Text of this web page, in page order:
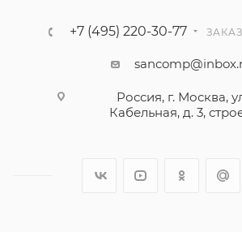
+7 (495) 220-30-77
Россия, г. Москва,
Кабельная, д. 3,